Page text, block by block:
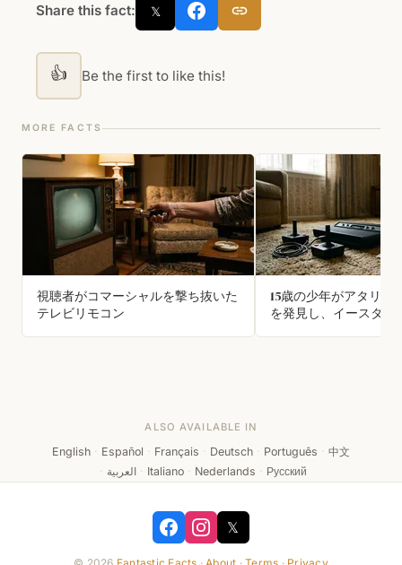
Share this fact: 𝕏
👍 Be the first to like this!
MORE FACTS
視聴者がコマーシャルを撃ち抜いた
テレビリモコン
15歳の少年がアタリの
を発見し、イースター
ALSO AVAILABLE IN
English · Español · Français · Deutsch · Português · 中文
· العربية · Italiano · Nederlands · Русский
𝕏